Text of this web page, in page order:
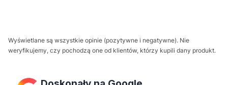
Wyświetlane są wszystkie opinie (pozytywne i negatywne). Nie
weryfikujemy, czy pochodzą one od klientów, którzy kupili dany produkt.